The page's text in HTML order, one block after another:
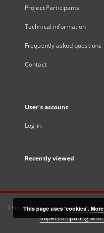
Project Participants
Technical information
Frequently asked questions
Contact
User's account
Log in
Recently viewed
This service runs onDInGO
Supercomputing and
This page uses 'cookies'.